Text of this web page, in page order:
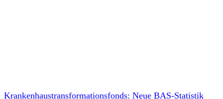
Krankenhaustransformationsfonds: Neue BAS-Statistik